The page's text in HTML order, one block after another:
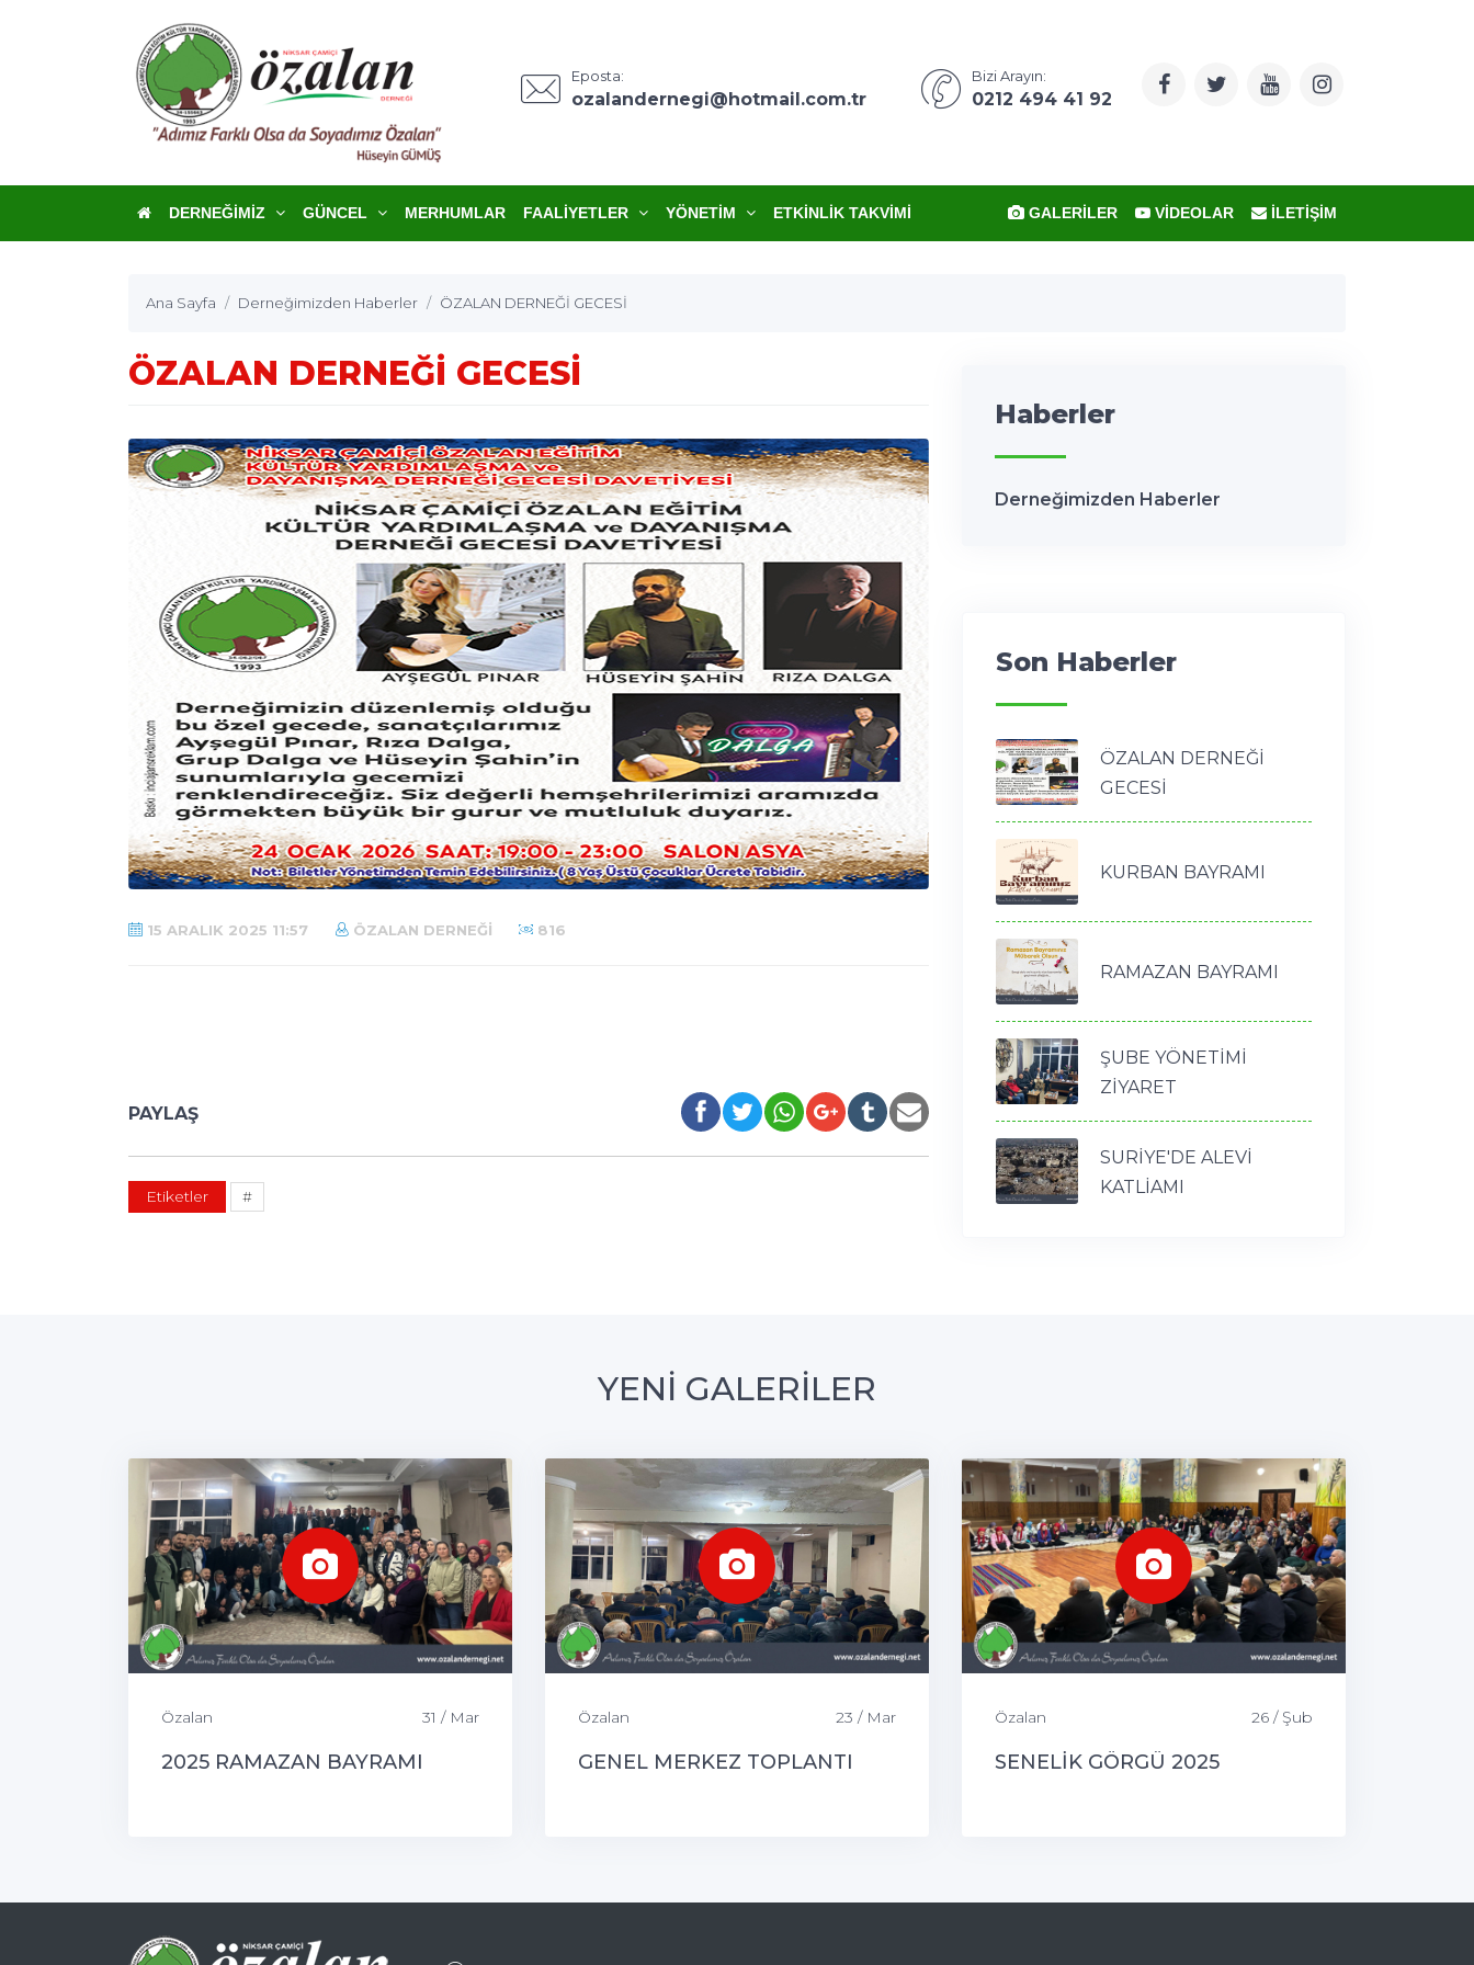
Eposta:
ozalandernegi@hotmail.com.tr
Bizi Arayın:
0212 494 41 92
DERNEĞIMIZ GÜNCEL MERHUMLAR FAALIYETLER YÖNETIM ETKINLIK TAKVIMI GALERILER VIDEOLAR İLETIŞIM
Ana Sayfa Derneğimizden Haberler ÖZALAN DERNEĞİ GECESİ
ÖZALAN DERNEĞİ GECESİ
15 ARALIK 2025 11:57 ÖZALAN DERNEĞI 816
PAYLAŞ
Etiketler #
Haberler
Derneğimizden Haberler
Son Haberler
ÖZALAN DERNEĞİ
GECESİ
KURBAN BAYRAMI
RAMAZAN BAYRAMI
ŞUBE YÖNETİMİ
ZİYARET
SURİYE'DE ALEVİ
KATLİAMI
YENİ GALERİLER
Özalan 31 / Mar
2025 RAMAZAN BAYRAMI
Özalan 23 / Mar
GENEL MERKEZ TOPLANTI
Özalan 26 / Şub
SENELİK GÖRGÜ 2025